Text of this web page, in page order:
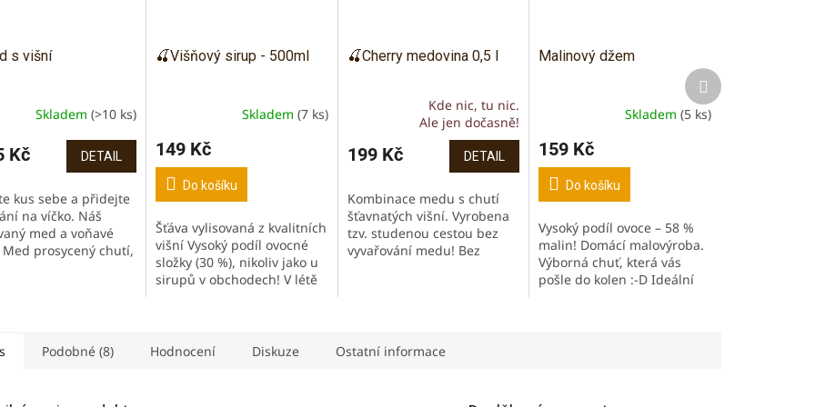
s višní
Skladem (>10 ks)
Kč DETAIL
kus sebe a přidejte
na víčko. Náš
med a voňavé
prosycený chutí,
🍒Višňový sirup - 500ml
Skladem (7 ks)
149 Kč
Do košíku
Šťáva vylisovaná z kvalitních
višní Vysoký podíl ovocné
složky (30 %), nikoliv jako u
sirupů v obchodech! V létě
🍒Cherry medovina 0,5 l
produktu
z
5
hvězdiček.
Kde nic, tu nic.
Ale jen dočasně!
199 Kč DETAIL
Kombinace medu s chutí
šťavnatých višní. Vyrobena
tzv. studenou cestou bez
vyvařování medu! Bez
Malinový džem
Skladem (5 ks)
159 Kč
Do košíku
Vysoký podíl ovoce – 58 %
malin! Domácí malovýroba.
Výborná chuť, která vás
pošle do kolen :-D Ideální
Další
produkt
Podobné (8) Hodnocení Diskuze Ostatní informace